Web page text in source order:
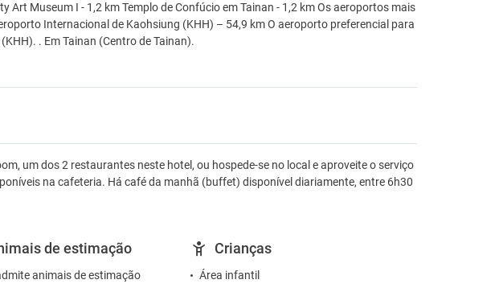
Art Museum I - 1,2 km Templo de Confúcio em Tainan - 1,2 km Os aeroportos mais
Internacional de Kaohsiung (KHH) – 54,9 km O aeroporto preferencial para
. Em Tainan (Centro de Tainan).
um dos 2 restaurantes neste hotel, ou hospede-se no local e aproveite o serviço
na cafeteria. Há café da manhã (buffet) disponível diariamente, entre 6h30
de estimação
animais de estimação
Crianças
Área infantil